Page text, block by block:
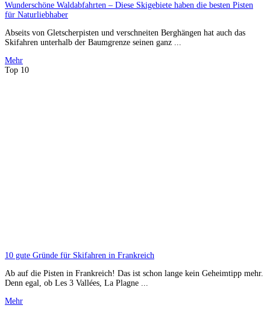
Wunderschöne Waldabfahrten – Diese Skigebiete haben die besten Pisten
für Naturliebhaber
Abseits von Gletscherpisten und verschneiten Berghängen hat auch das
Skifahren unterhalb der Baumgrenze seinen ganz ...
Mehr
Top 10
10 gute Gründe für Skifahren in Frankreich
Ab auf die Pisten in Frankreich! Das ist schon lange kein Geheimtipp mehr.
Denn egal, ob Les 3 Vallées, La Plagne ...
Mehr